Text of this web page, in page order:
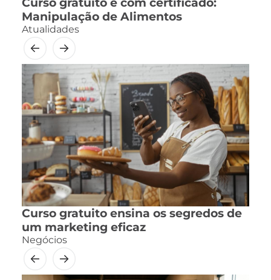
Manipulação de Alimentos
Atualidades
Curso gratuito ensina os segredos de
um marketing eficaz
Negócios